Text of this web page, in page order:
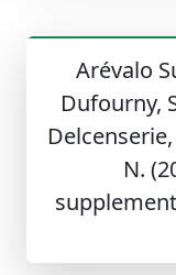
Arévalo
Dufourny,
N.